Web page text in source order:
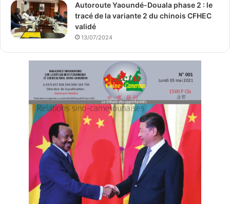
Autoroute Yaoundé-Douala phase 2 : le
tracé de la variante 2 du chinois CFHEC
validé
13/07/2024